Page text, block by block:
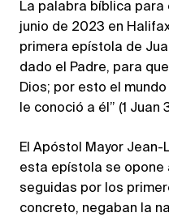
La palabra bíblica para
junio de 2023 en
primera epístola de
dado el Padre, para
Dios; por esto el
le conoció a él” (1 Juan
El Apóstol Mayor Jean-
esta epístola se opone
seguidas por los
concreto, negaban la